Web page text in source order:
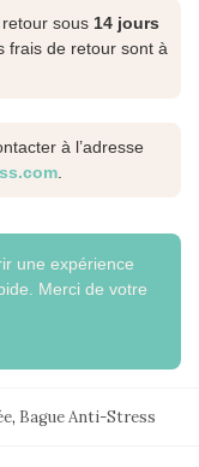
sous 14 jours
frais de retour sont à
à l’adresse
une expérience
Merci de votre
, Bague Anti-Stress